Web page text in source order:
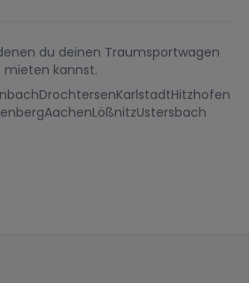
du deinen Traumsportwagen
mieten kannst.
DrochtersenKarlstadtHitzhofen
AachenLößnitzUstersbach